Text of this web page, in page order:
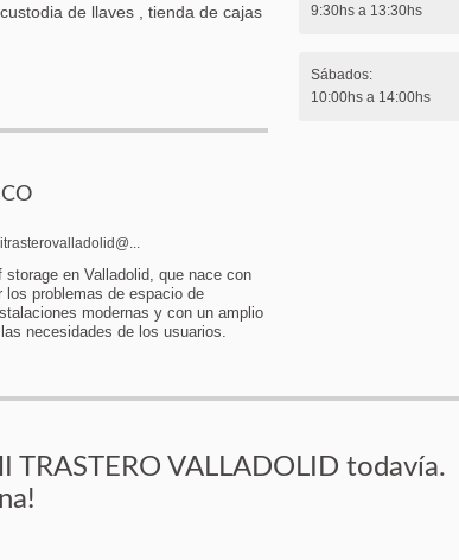
9:30hs a 13:30hs
Sábados:
10:00hs a 14:00hs
de llaves , tienda de cajas
storage en Valladolid, que nace con
los problemas de espacio de
modernas y con un amplio
necesidades de los usuarios.
TRASTERO VALLADOLID todavía.